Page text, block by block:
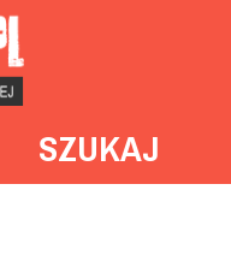
SZUKAJ